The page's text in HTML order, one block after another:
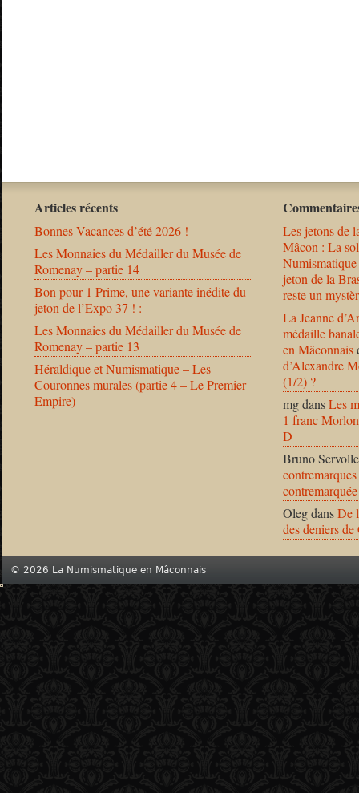
Articles récents
Bonnes Vacances d’été 2026 !
Les Monnaies du Médailler du Musée de
Romenay – partie 14
Bon pour 1 Prime, une variante inédite du
jeton de l’Expo 37 ! :
Les Monnaies du Médailler du Musée de
Romenay – partie 13
Héraldique et Numismatique – Les
Couronnes murales (partie 4 – Le Premier
Empire)
Les jetons de
Mâcon : La
jeton de la
reste un
La Jeanne
médaille
en Mâconnais
d’Alexandre
(1/2) ?
mgdansLes
1 franc
D
Bruno Servolle
OlegdansDe
des deniers
© 2026 La Numismatique en Mâconnais